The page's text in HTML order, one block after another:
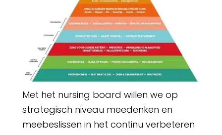
Met het nursing board willen we op
strategisch niveau meedenken en
meebeslissen in het continu verbeteren